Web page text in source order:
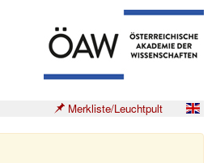
Merkliste/Leuchtpult